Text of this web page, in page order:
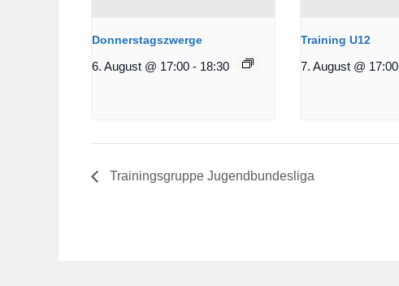
Donnerstagszwerge
6. August @ 17:00 - 18:30
Training U12
7. August @ 17:00
Trainingsgruppe Jugendbundesliga